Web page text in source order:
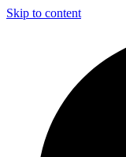
Skip to content